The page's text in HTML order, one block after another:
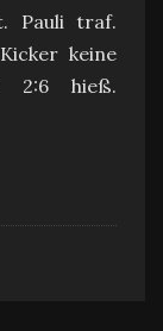
Pauli traf.
keine
2:6 hieß.